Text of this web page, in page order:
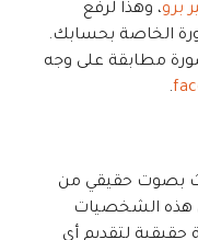
برو، وهذا لرفع
الخاصة بحسابك.
مطابقة على وجه
.
بصوت حقيقي من
هذه الشخصيات
لتقديم أي